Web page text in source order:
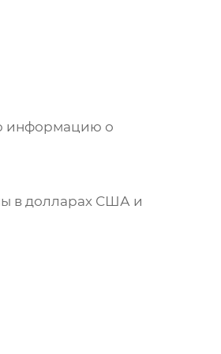
информацию о
в долларах США и